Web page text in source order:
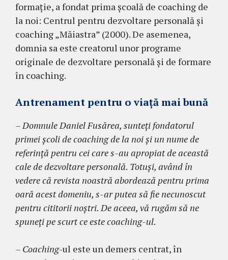
formaţie, a fondat prima şcoală de coaching de
la noi: Centrul pentru dezvoltare personală şi
coaching „Măiastra” (2000). De asemenea,
domnia sa este creatorul unor programe
originale de dezvoltare personală şi de formare
în coaching.
Antrenament pentru o viaţă mai bună
– Domnule Daniel Fusărea, sunteţi fondatorul
primei şcoli de coaching de la noi şi un nume de
referinţă pentru cei care s-au apropiat de această
cale de dezvoltare personală. Totuşi, având în
vedere că revista noastră abordează pentru prima
oară acest domeniu, s-ar putea să fie necunoscut
pentru cititorii noştri. De aceea, vă rugăm să ne
spuneţi pe scurt ce este coaching-ul.
– Coaching-ul este un demers centrat, în